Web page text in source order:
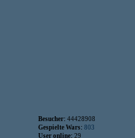
Besucher: 44428908
Gespielte Wars: 803
User online: 29